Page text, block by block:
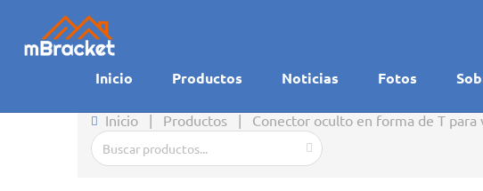
Inicio Productos Noticias Fotos
Inicio | Productos | Conector oculto en forma de T